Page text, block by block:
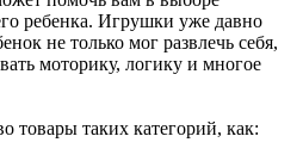
ребенка. Игрушки уже давно
не только мог развлечь себя,
моторику, логику и многое
товары таких категорий, как: